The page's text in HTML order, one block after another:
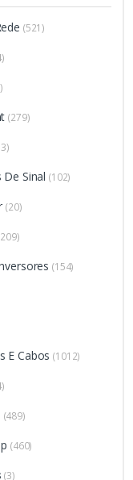
(521)
(279)
Sinal (102)
(20)
(154)
E Cabos (1012)
(489)
(460)
(3)